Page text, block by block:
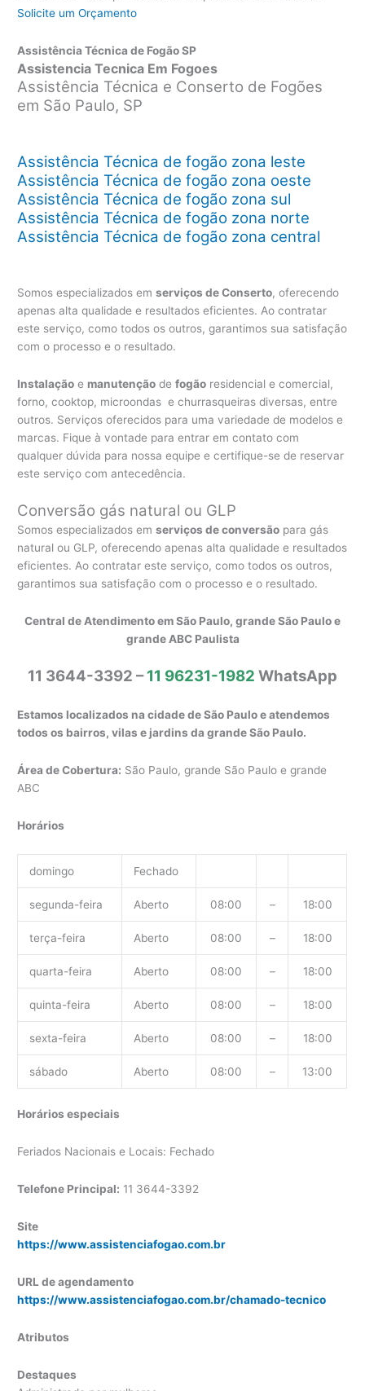
Solicite um Orçamento
Assistência Técnica de Fogão SP
Assistencia Tecnica Em Fogoes
Assistência Técnica e Conserto de Fogões
em São Paulo, SP
Assistência Técnica de fogão zona leste
Assistência Técnica de fogão zona oeste
Assistência Técnica de fogão zona sul
Assistência Técnica de fogão zona norte
Assistência Técnica de fogão zona central
Somos especializados emserviços de Conserto, oferecendo
apenas alta qualidade e resultados eficientes. Ao contratar
este serviço, como todos os outros, garantimos sua satisfação
com o processo e o resultado.
Instalação e manutenção defogão residencial e comercial,
forno, cooktop, microondas e churrasqueiras diversas, entre
outros. Serviços oferecidos para uma variedade de modelos e
marcas. Fique à vontade para entrar em contato com
qualquer dúvida para nossa equipe e certifique-se de reservar
este serviço com antecedência.
Conversão gás natural ou GLP
Somos especializados emserviços de conversão para gás
natural ou GLP, oferecendo apenas alta qualidade e resultados
eficientes. Ao contratar este serviço, como todos os outros,
garantimos sua satisfação com o processo e o resultado.
Central de Atendimento em São Paulo, grande São Paulo e
grande ABC Paulista
11 3644-3392 –11 96231-1982 WhatsApp
Estamos localizados na cidade de São Paulo e atendemos
todos os bairros, vilas e jardins da grande São Paulo.
Área de Cobertura: São Paulo, grande São Paulo e grande
ABC
Horários
domingo Fechado
segunda-feira Aberto 08:00 – 18:00
terça-feira Aberto 08:00 – 18:00
quarta-feira Aberto 08:00 – 18:00
quinta-feira Aberto 08:00 – 18:00
sexta-feira Aberto 08:00 – 18:00
sábado Aberto 08:00 – 13:00
Horários especiais
Feriados Nacionais e Locais: Fechado
Telefone Principal: 11 3644-3392
Site
https://www.assistenciafogao.com.br
URL de agendamento
https://www.assistenciafogao.com.br/chamado-tecnico
Atributos
Destaques